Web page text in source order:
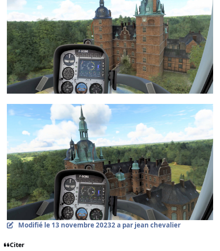
Modifié le 13 novembre 20232 a par jean chevalier
Citer